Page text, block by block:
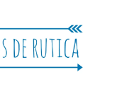
Rutica